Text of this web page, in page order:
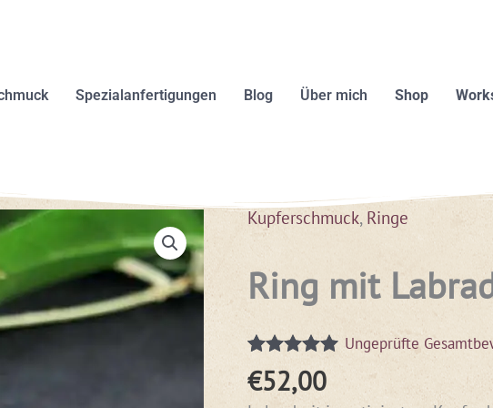
Spezialanfertigungen Blog Über mich Shop
Kupferschmuck, Ringe
Ring mit
Bewertet mit
5.00von 5,
basierend
1
Ungeprüfte
€52,00